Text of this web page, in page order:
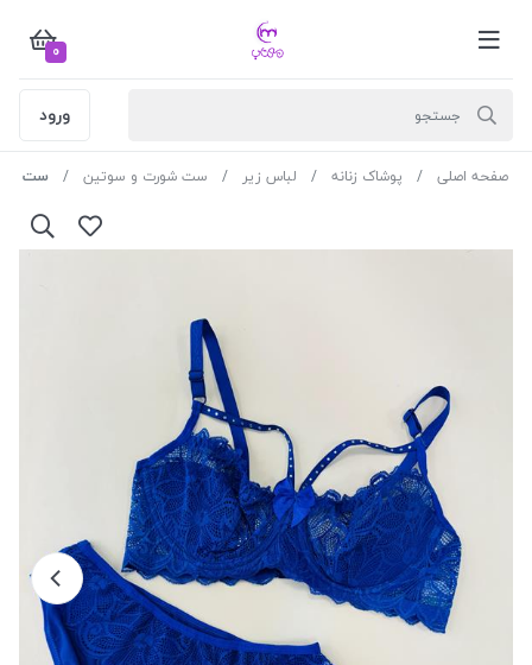
0
ورود
صفحه اصلی پوشاک زنانه لباس زیر ست شورت و سوتین ست بیوتی 2016تور هارنس دار